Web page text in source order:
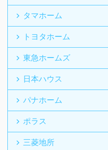
タマホーム
トヨタホーム
東急ホームズ
日本ハウス
パナホーム
ポラス
三菱地所